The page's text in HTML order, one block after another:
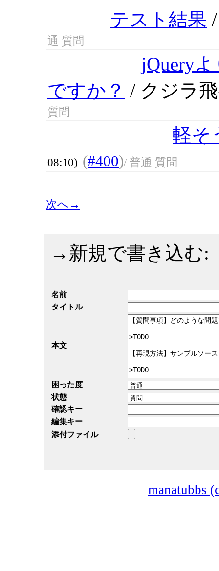
テスト結果
通 質問
jQuery
ですか？ / クジラ
質問
軽そ
08:10) (#400)/ 普通 質問
次へ→
→ 新規で書き込む:
名前
タイトル
本文
困った度
状態
確認キー
編集キー
添付ファイル
manatubbs